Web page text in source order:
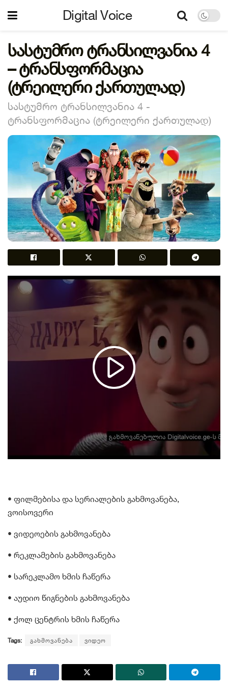
Digital Voice
სასტუმრო ტრანსილვანია 4
– ტრანსფორმაცია
(ტრეილერი ქართულად)
სასტუმრო ტრანსილვანია 4 -
ტრანსფორმაცია (ტრეილერი ქართულად)
• ფილმებისა და სერიალების გახმოვანება,
ვოისოვერი
• ვიდეოების გახმოვანება
• რეკლამების გახმოვანება
• სარეკლამო ხმის ჩაწერა
• აუდიო წიგნების გახმოვანება
• ქოლ ცენტრის ხმის ჩაწერა
Tags: გახმოვანება ვიდეო